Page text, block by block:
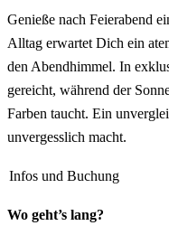
Genieße nach Feierabend
Alltag erwartet Dich ein
den Abendhimmel. In
gereicht, während der
Farben taucht. Ein
unvergesslich macht.
Infos und Buchung
Wo geht’s lang?